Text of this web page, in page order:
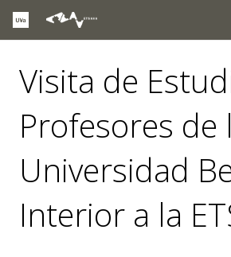
Visita de
Profesores de
Universidad
Interior a la